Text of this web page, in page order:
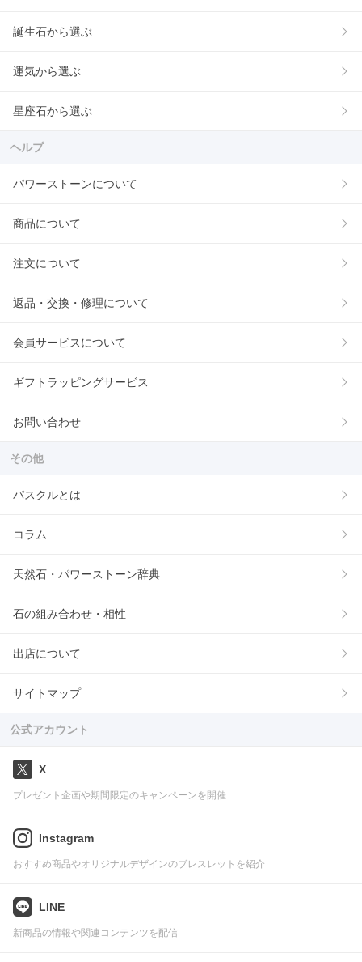
誕生石から選ぶ
運気から選ぶ
星座石から選ぶ
ヘルプ
パワーストーンについて
商品について
注文について
返品・交換・修理について
会員サービスについて
ギフトラッピングサービス
お問い合わせ
その他
パスクルとは
コラム
天然石・パワーストーン辞典
石の組み合わせ・相性
出店について
サイトマップ
公式アカウント
X
プレゼント企画や期間限定のキャンペーンを開催
Instagram
おすすめ商品やオリジナルデザインのブレスレットを紹介
LINE
新商品の情報や関連コンテンツを配信